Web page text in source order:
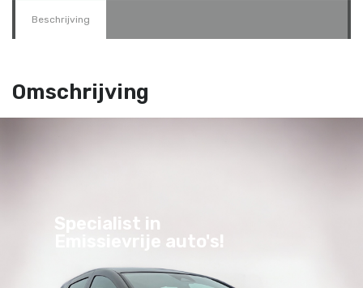
Beschrijving
Omschrijving
Stijlvol, Praktisch,
Zuinig & Veilig